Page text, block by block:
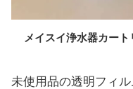
メイスイ浄水器カート
未使用品の透明フィ